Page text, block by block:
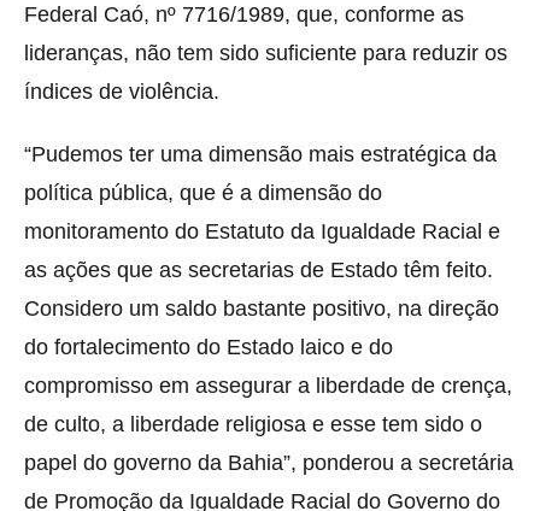
Federal Caó, nº 7716/1989, que, conforme as
lideranças, não tem sido suficiente para reduzir os
índices de violência.
“Pudemos ter uma dimensão mais estratégica da
política pública, que é a dimensão do
monitoramento do Estatuto da Igualdade Racial e
as ações que as secretarias de Estado têm feito.
Considero um saldo bastante positivo, na direção
do fortalecimento do Estado laico e do
compromisso em assegurar a liberdade de crença,
de culto, a liberdade religiosa e esse tem sido o
papel do governo da Bahia”, ponderou a secretária
de Promoção da Igualdade Racial do Governo do